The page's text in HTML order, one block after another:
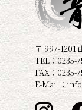
〒 997-1201
TEL：0235-
FAX：0235-
E-Mail：